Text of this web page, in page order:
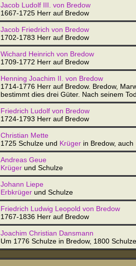
Jacob Ludolf III. von Bredow
1667-1725 Herr auf Bredow
Jacob Friedrich von Bredow
1702-1783 Herr auf Bredow
Wichard Heinrich von Bredow
1709-1772 Herr auf Bredow
Henning Joachim II. von Bredow
1714-1776 Herr auf Bredow. Bredow,
bestimmt dies drei Güter. Nach seinem
Friedrich Ludolf von Bredow
1724-1793 Herr auf Bredow
Christian Mette
1725 Schulze und Krüger in Bredow,
Andreas Geue
Krüger und Schulze
Johann Liepe
Erbkrüger und Schulze
Friedrich Ludwig Leopold von Bredow
1767-1836 Herr auf Bredow
Joachim Christian Dansmann
Um 1776 Schulze in Bredow, 1800